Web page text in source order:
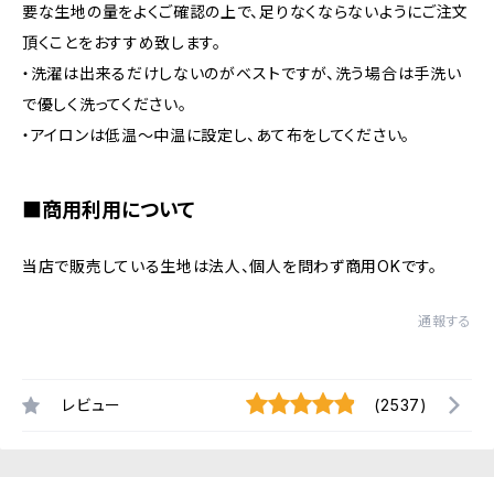
要な生地の量をよくご確認の上で、足りなくならないようにご注文
頂くことをおすすめ致します。
・洗濯は出来るだけしないのがベストですが、洗う場合は手洗い
で優しく洗ってください。
・アイロンは低温〜中温に設定し、あて布をしてください。
■商用利用について
当店で販売している生地は法人、個人を問わず商用OKです。
通報する
レビュー (2537)